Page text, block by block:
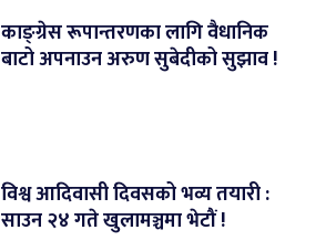
काङ्ग्रेस रूपान्तरणका लागि वैधानिक
बाटो अपनाउन अरुण सुबेदीको सुझाव !
विश्व आदिवासी दिवसको भव्य तयारी :
साउन २४ गते खुलामञ्चमा भेटौं !